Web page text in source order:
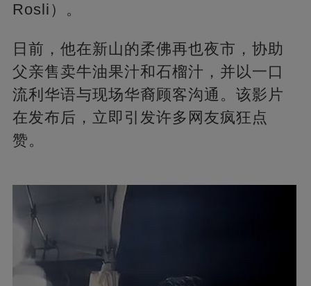
Rosli）。
日前，他在新山的柔佛再也夜市，协助
父亲售卖牛油果汁和石榴汁，并以一口
流利华语与现场华裔顾客沟通。该影片
在发布后，立即引发许多网友疯狂点
赞。